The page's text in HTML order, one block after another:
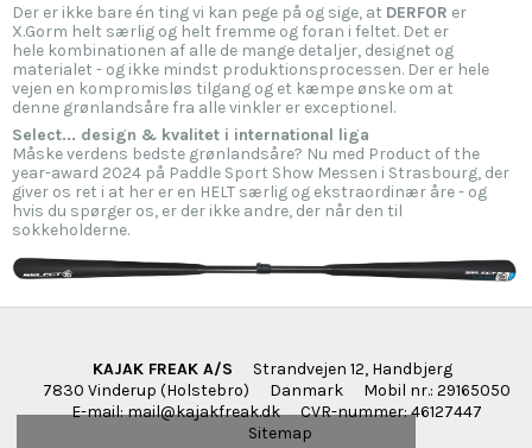
Der er ikke bare én ting vi kan pege på og sige, at DERFOR er
X.Gorm helt særlig og helt fremme og foran i feltet. Det er
hele kombinationen af alle de mange detaljer, designet og
materialet - og ikke mindst produktionsprocessen. Der er hele
vejen en kompromisløs tilgang og et kæmpe ønske om at
denne grønlandsåre fra alle vinkler er exceptionel.
Select... design & kvalitet i international liga
Måske verdens bedste grønlandsåre? Nu med Product of the
year-award 2024 på Paddle Sport Show Messen i Strasbourg, der
giver os ret i at her er en HELT særlig og ekstraordinær åre - og
hvis du spørger os, er der ikke andre, der når den til
sokkeholderne.
KAJAK FREAK A/S
Strandvejen 12, Handbjerg
7830 Vinderup (Holstebro)
Danmark Mobil nr.: 29165050
E-mail:mail@kajakfreak.dk CVR-nummer:46127447
Sitemap